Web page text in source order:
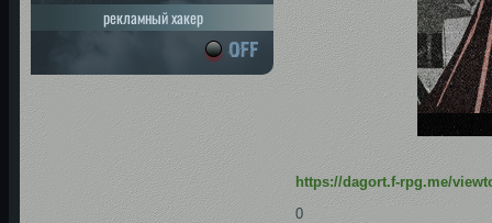
рекламный хакер
https://dagort.f-rpg.me/
0